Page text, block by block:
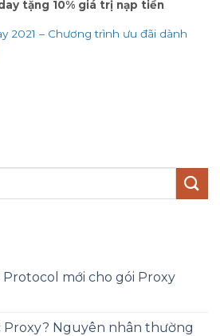
tặng 10% giá trị nạp tiền
2021 – Chương trình ưu đãi dành
mới cho gói Proxy
Proxy? Nguyên nhân thường